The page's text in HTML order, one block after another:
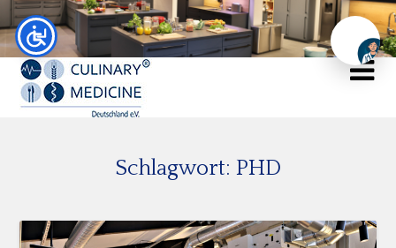
Schlagwort: PHD
Chat